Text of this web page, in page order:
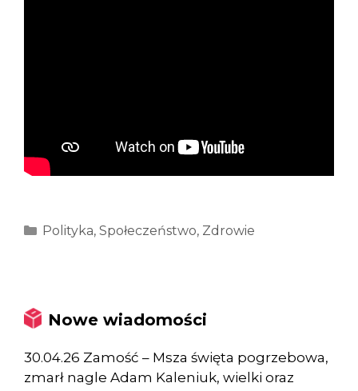
Kategorie
Polityka, Społeczeństwo, Zdrowie
Nowe wiadomości
30.04.26 Zamość – Msza święta pogrzebowa,
zmarł nagle Adam Kaleniuk, wielki oraz